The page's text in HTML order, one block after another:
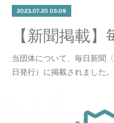
2023.07.20 05:08
当団体について、毎日新聞
日発行）に掲載されました